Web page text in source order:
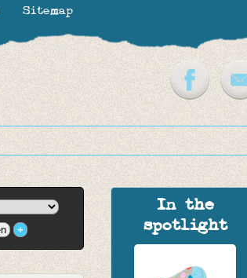
In the
spotlight
Sitemap